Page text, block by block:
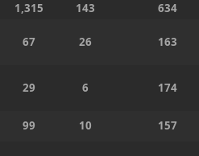
1,315 143 634
67 26 163
29 6 174
99 10 157